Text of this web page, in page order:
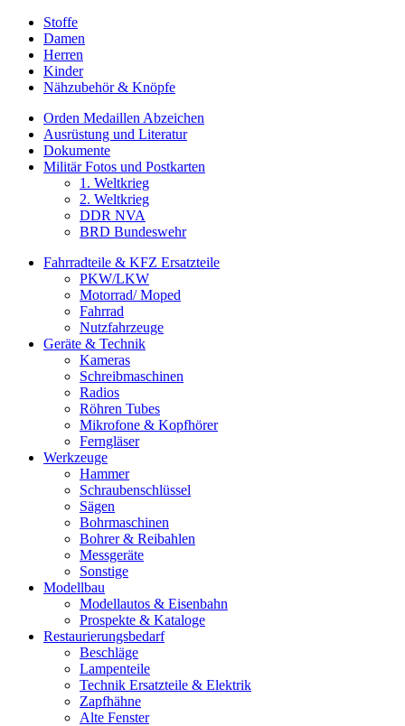
Stoffe
Damen
Herren
Kinder
Nähzubehör & Knöpfe
Orden Medaillen Abzeichen
Ausrüstung und Literatur
Dokumente
Militär Fotos und Postkarten
1. Weltkrieg
2. Weltkrieg
DDR NVA
BRD Bundeswehr
Fahrradteile & KFZ Ersatzteile
PKW/LKW
Motorrad/ Moped
Fahrrad
Nutzfahrzeuge
Geräte & Technik
Kameras
Schreibmaschinen
Radios
Röhren Tubes
Mikrofone & Kopfhörer
Ferngläser
Werkzeuge
Hammer
Schraubenschlüssel
Sägen
Bohrmaschinen
Bohrer & Reibahlen
Messgeräte
Sonstige
Modellbau
Modellautos & Eisenbahn
Prospekte & Kataloge
Restaurierungsbedarf
Beschläge
Lampenteile
Technik Ersatzteile & Elektrik
Zapfhähne
Alte Fenster